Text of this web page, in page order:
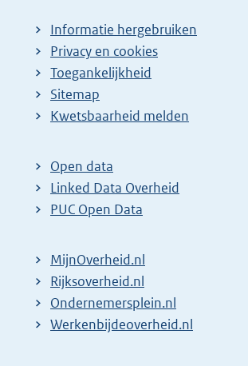
Informatie hergebruiken
Privacy en cookies
Toegankelijkheid
Sitemap
Kwetsbaarheid melden
Open data
Linked Data Overheid
PUC Open Data
MijnOverheid.nl
Rijksoverheid.nl
Ondernemersplein.nl
Werkenbijdeoverheid.nl